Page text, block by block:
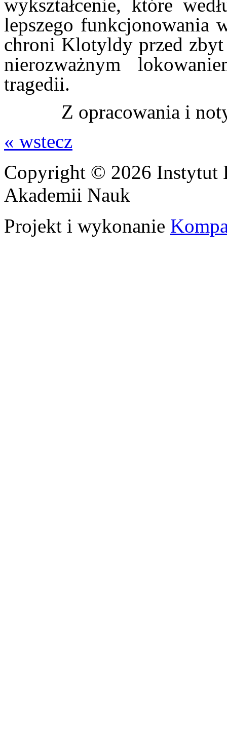
wykształcenie, które
lepszego funkcjonowania
chroni Klotyldy przed
nierozważnym
tragedii.
Z opracowania i
« wstecz
Copyright © 2026 Instytut
Akademii Nauk
Projekt i wykonanie